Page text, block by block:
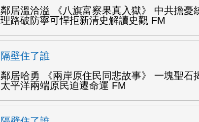
鄰居溫洽溢 《八旗富察果真入獄》 中共擔憂
理路破防寧可悍拒新清史解讀史觀 FM
隔壁住了誰
鄰居哈勇 《兩岸原住民同悲故事》 一塊聖石
太平洋兩端原民迫遷命運 FM